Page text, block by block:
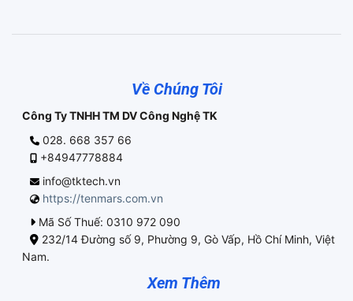
Về Chúng Tôi
Công Ty TNHH TM DV Công Nghệ TK
028. 668 357 66
+84947778884
info@tktech.vn
https://tenmars.com.vn
Mã Số Thuế: 0310 972 090
232/14 Đường số 9, Phường 9, Gò Vấp, Hồ Chí Minh, Việt
Nam.
Xem Thêm